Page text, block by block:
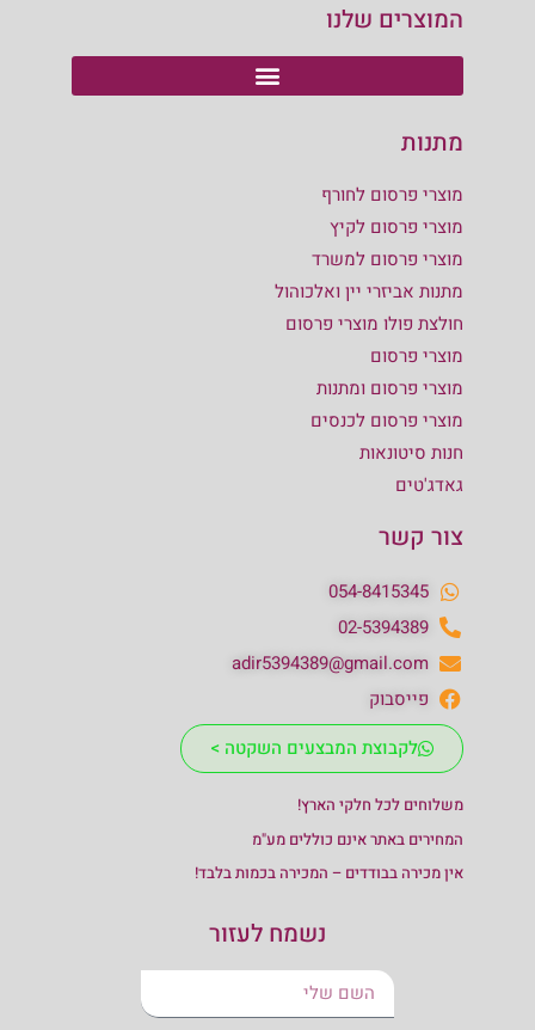
המוצרים שלנו
מתנות
מוצרי פרסום לחורף
מוצרי פרסום לקיץ
מוצרי פרסום למשרד
מתנות אביזרי יין ואלכוהול
חולצת פולו מוצרי פרסום
מוצרי פרסום
מוצרי פרסום ומתנות
מוצרי פרסום לכנסים
חנות סיטונאות
גאדג'טים
צור קשר
054-8415345
02-5394389
adir5394389@gmail.com
פייסבוק
לקבוצת המבצעים השקטה >
משלוחים לכל חלקי הארץ!
המחירים באתר אינם כוללים מע"מ
אין מכירה בבודדים – המכירה בכמות בלבד!
נשמח לעזור